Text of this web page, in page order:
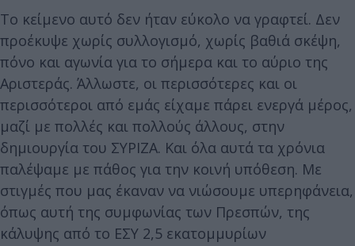
Το κείμενο αυτό δεν ήταν εύκολο να γραφτεί. Δεν
προέκυψε χωρίς συλλογισμό, χωρίς βαθιά σκέψη,
πόνο και αγωνία για το σήμερα και το αύριο της
Αριστεράς. Άλλωστε, οι περισσότερες και οι
περισσότεροι από εμάς είχαμε πάρει ενεργά μέρος,
μαζί με πολλές και πολλούς άλλους, στην
δημιουργία του ΣΥΡΙΖΑ. Και όλα αυτά τα χρόνια
παλέψαμε με πάθος για την κοινή υπόθεση. Με
στιγμές που μας έκαναν να νιώσουμε υπερηφάνεια,
όπως αυτή της συμφωνίας των Πρεσπών, της
κάλυψης από το ΕΣΥ 2,5 εκατομμυρίων